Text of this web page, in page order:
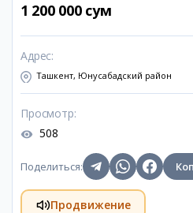
1 200 000 сум
Адрес:
Ташкент, Юнусабадский район
Просмотр:
508
Поделиться:
Продвижение